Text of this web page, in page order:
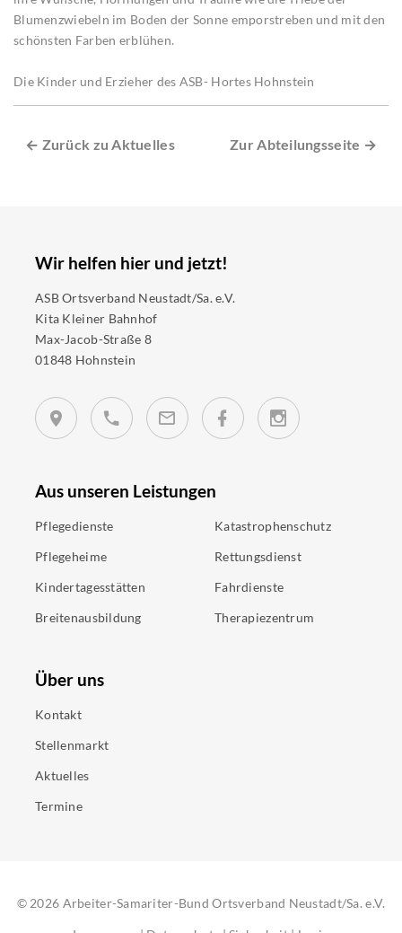
Blumenzwiebeln im Boden der Sonne emporstreben und mit den
schönsten Farben erblühen.
Die Kinder und Erzieher des ASB- Hortes Hohnstein
← Zurück zu Aktuelles Zur Abteilungsseite →
Wir helfen hier und jetzt!
ASB Ortsverband Neustadt/Sa. e.V.
Kita Kleiner Bahnhof
Max-Jacob-Straße 8
01848 Hohnstein
Aus unseren Leistungen
Pflegedienste
Pflegeheime
Kindertagesstätten
Breitenausbildung
Katastrophenschutz
Rettungsdienst
Fahrdienste
Therapiezentrum
Über uns
Kontakt
Stellenmarkt
Aktuelles
Termine
© 2026 Arbeiter-Samariter-Bund Ortsverband Neustadt/Sa. e.V.